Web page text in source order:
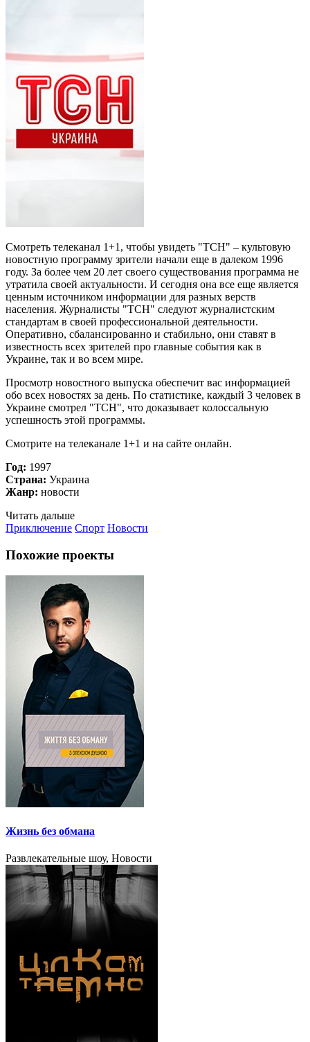
Смотреть телеканал 1+1, чтобы увидеть "ТСН" – культовую
новостную программу зрители начали еще в далеком 1996
году. За более чем 20 лет своего существования программа не
утратила своей актуальности. И сегодня она все еще является
ценным источником информации для разных верств
населения. Журналисты "ТСН" следуют журналистским
стандартам в своей профессиональной деятельности.
Оперативно, сбалансированно и стабильно, они ставят в
известность всех зрителей про главные события как в
Украине, так и во всем мире.
Просмотр новостного выпуска обеспечит вас информацией
обо всех новостях за день. По статистике, каждый 3 человек в
Украине смотрел "ТСН", что доказывает колоссальную
успешность этой программы.
Смотрите на телеканале 1+1 и на сайте онлайн.
Год: 1997
Страна: Украина
Жанр: новости
Читать дальше
Приключение Спорт Новости
Похожие проекты
Жизнь без обмана
Развлекательные шоу, Новости